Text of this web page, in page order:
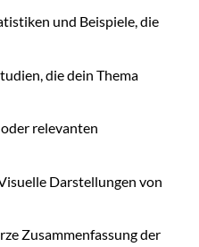
und Beispiele, die
die dein Thema
relevanten
Darstellungen von
Zusammenfassung der